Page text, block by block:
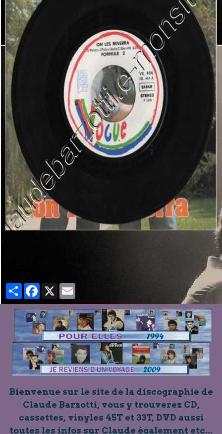
PartagerFacebook
X
Bienvenue sur le site de la discographie de
Claude Barzotti, vous y trouverez CD,
cassettes, vinyles 45T et 33T, DVD aussi
toutes les infos sur Claude également etc...